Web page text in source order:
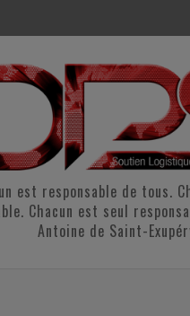
est responsable de tous.
Chacun est seul
Antoine de Saint-